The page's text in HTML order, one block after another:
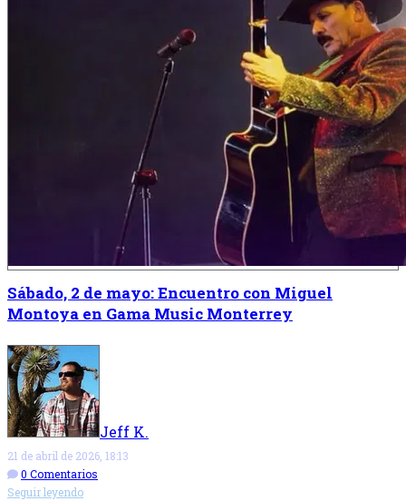
Sábado, 2 de mayo: Encuentro con Miguel
Montoya en Gama Music Monterrey
Jeff K.
21 de abril de 2026, 18:13
0 Comentarios
Seguir leyendo